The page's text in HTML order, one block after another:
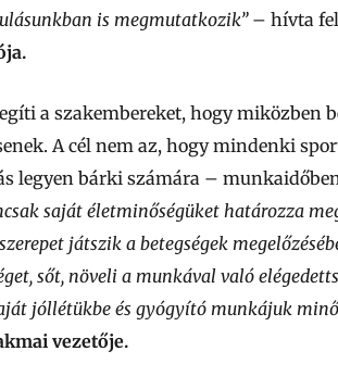
is megmutatkozik” – hívta
a szakembereket, hogy miközben
A cél nem az, hogy mindenki
legyen bárki számára –
saját életminőségüket határozza
játszik a betegségek
sőt, növeli a munkával való
jóllétükbe és gyógyító munkájuk
vezetője.